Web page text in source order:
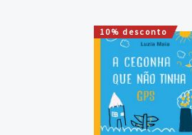
10% desconto
O
preço
original
era:
10,00 €.
O
preço
atual
é:
9,00 €.